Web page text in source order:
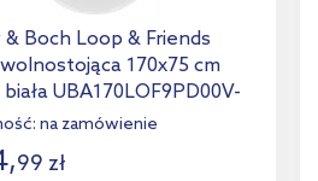
Boch Loop & Friends
170x75 cm
UBA170LOF9PD00V-
na zamówienie
,99 zł